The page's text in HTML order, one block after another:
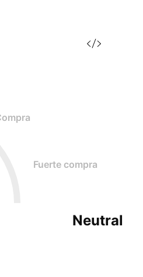
Fuerte compra
Neutral